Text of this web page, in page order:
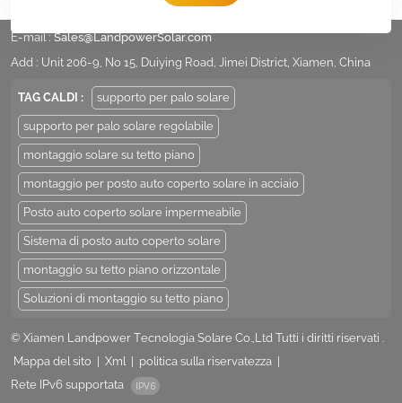
E-mail :Sales@LandpowerSolar.com
Add : Unit 206-9, No 15, Duiying Road, Jimei District, Xiamen, China
TAG CALDI : supporto per palo solare
supporto per palo solare regolabile
montaggio solare su tetto piano
montaggio per posto auto coperto solare in acciaio
Posto auto coperto solare impermeabile
Sistema di posto auto coperto solare
montaggio su tetto piano orizzontale
Soluzioni di montaggio su tetto piano
© Xiamen Landpower Tecnologia Solare Co.,Ltd Tutti i diritti riservati .
Mappa del sito
Xml politica sulla riservatezza
Rete IPv6 supportata